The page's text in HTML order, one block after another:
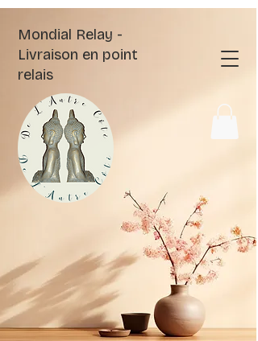
Mondial Relay -
Livraison en point
relais